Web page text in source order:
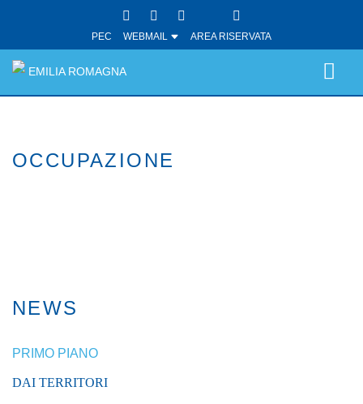
PEC WEBMAIL AREA RISERVATA
EMILIA ROMAGNA
OCCUPAZIONE
NEWS
PRIMO PIANO
DAI TERRITORI